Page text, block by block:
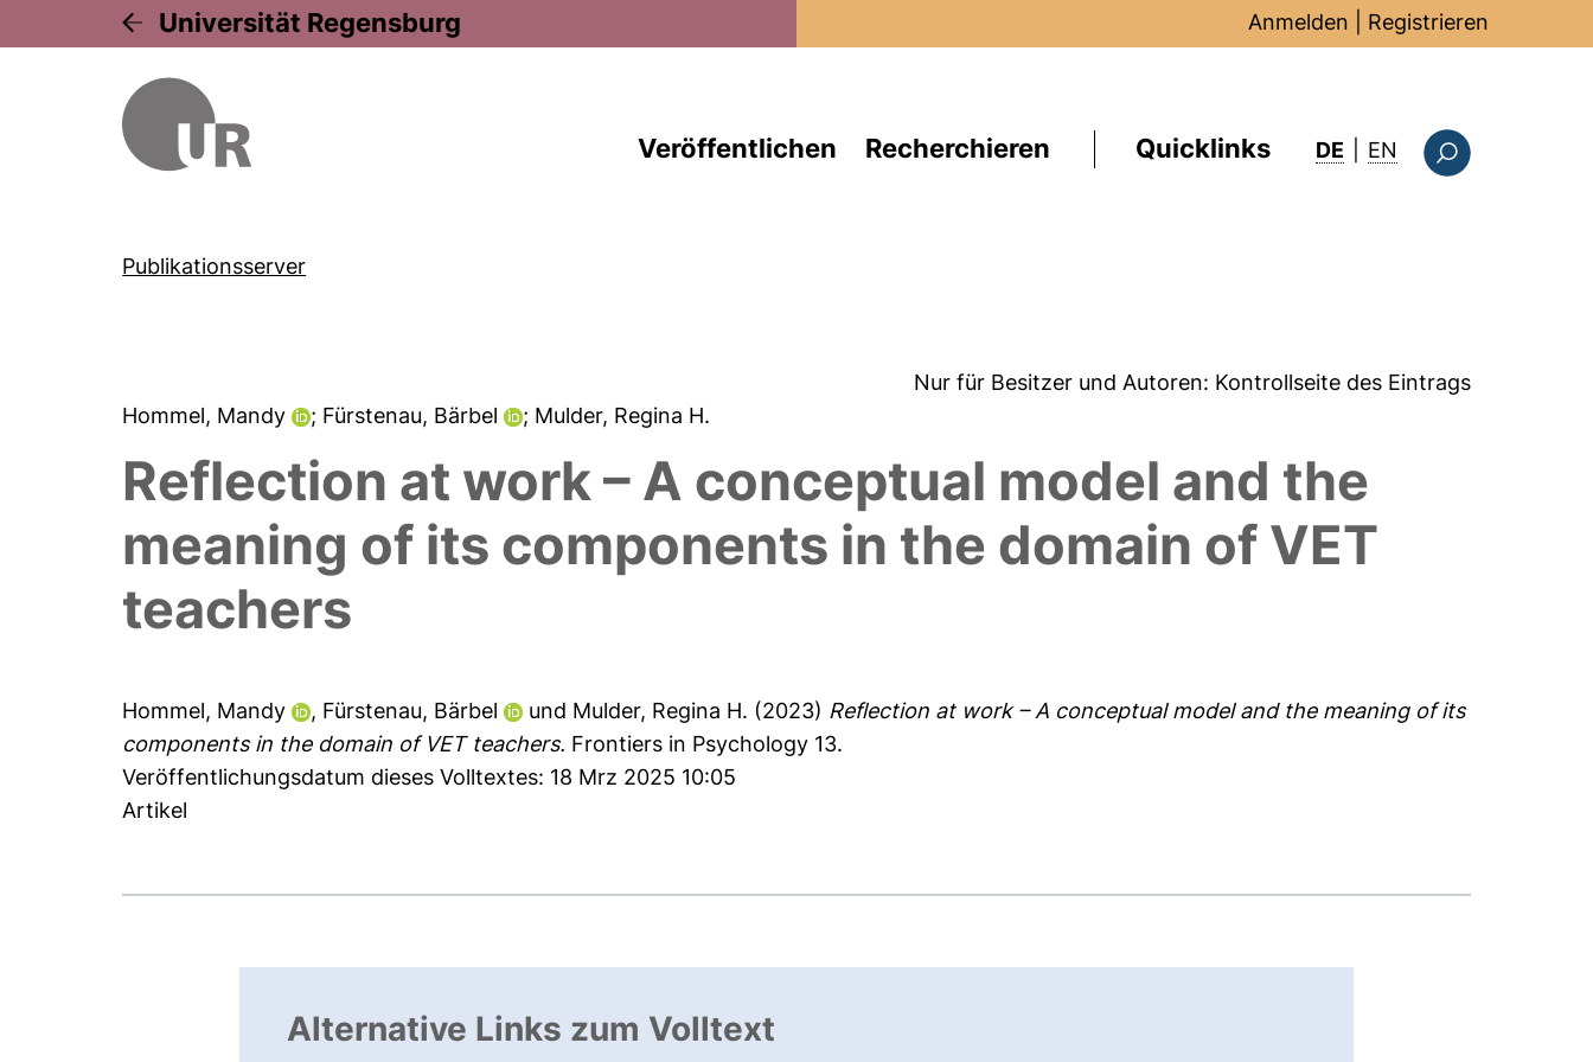
Universität Regensburg Anmelden Registrieren
Veröffentlichen Recherchieren Quicklinks DE EN : this page in
Publikationsserver
Nur für Besitzer und Autoren: Kontrollseite des Eintrags
Hommel, Mandy
; Fürstenau, Bärbel ; Mulder, Regina H.
Reflection at work – A conceptual model and the
meaning of its components in the domain of VET
teachers
Hommel, Mandy , Fürstenau, Bärbel und Mulder, Regina H. (2023) Reflection at work – A conceptual model and the meaning of its
components in the domain of VET teachers. Frontiers in Psychology 13.
Veröffentlichungsdatum dieses Volltextes: 18 Mrz 2025 10:05
Artikel
Alternative Links zum Volltext